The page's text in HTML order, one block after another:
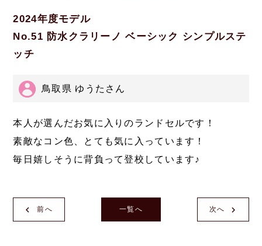
2024年度モデル
No.51 防水クラリーノ ベーシック シンプルステ
ッチ
鳥取県 ゆうたさん
本人が選んだお気に入りのランドセルです！
素敵なコン色、とても気に入っています！
毎日嬉しそうに背負って登校しています♪
前へ 次へ
一覧へ